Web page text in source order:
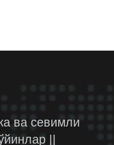
ва севимли
||